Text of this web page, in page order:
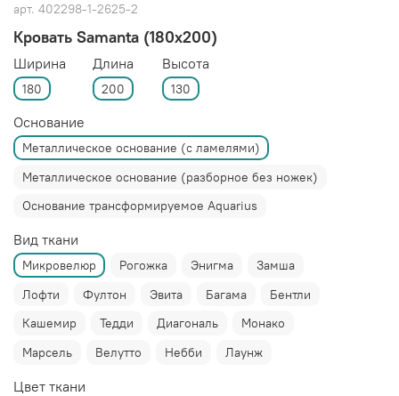
арт. 402298-1-2625-2
Кровать Samanta (180x200)
Ширина
180
Длина
200
Высота
130
Основание
Металлическое основание (с ламелями)
Металлическое основание (разборное без ножек)
Основание трансформируемое Aquarius
Вид ткани
Микровелюр Рогожка Энигма
Замша
Лофти
Фултон Эвита Багама
Бентли
Кашемир
Тедди Диагональ
Монако
Марсель
Велутто Небби Лаунж
Цвет ткани